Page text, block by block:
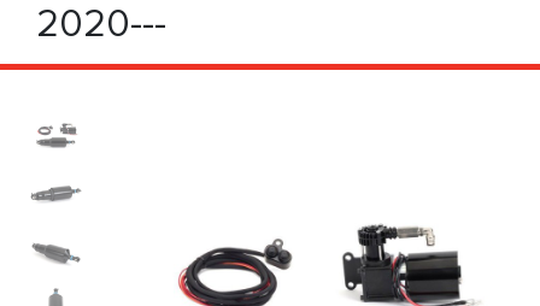
2020---